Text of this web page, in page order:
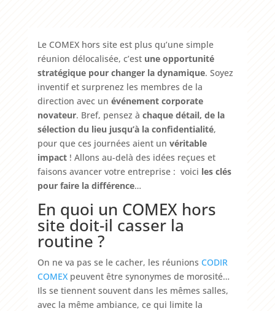
Le COMEX hors site est plus qu’une simple
réunion délocalisée, c’est une opportunité
stratégique pour changer la dynamique. Soyez
inventif et surprenez les membres de la
direction avec un événement corporate
novateur. Bref, pensez à chaque détail, de la
sélection du lieu jusqu’à la confidentialité,
pour que ces journées aient un véritable
impact ! Allons au-delà des idées reçues et
faisons avancer votre entreprise : voici les clés
pour faire la différence…
En quoi un COMEX hors
site doit-il casser la
routine ?
On ne va pas se le cacher, les réunions CODIR
COMEXpeuvent être synonymes de morosité…
Ils se tiennent souvent dans les mêmes salles,
avec la même ambiance, ce qui limite la